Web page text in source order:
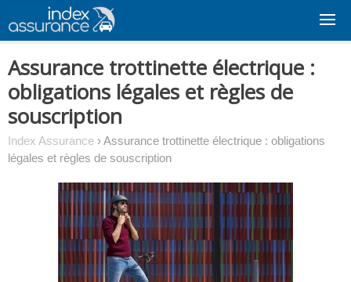
content
Assurance trottinette électrique :
obligations légales et règles de
souscription
Index Assurance ›Assurance trottinette électrique : obligations
légales et règles de souscription